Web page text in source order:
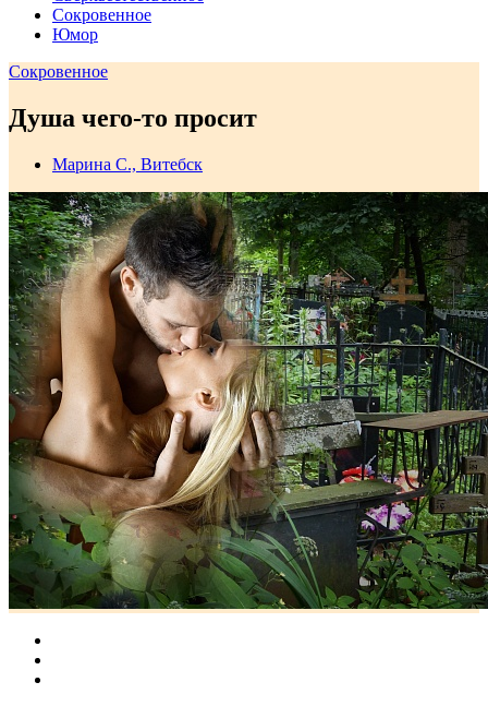
Сокровенное
Юмор
Сокровенное
Душа чего-то просит
Марина С., Витебск